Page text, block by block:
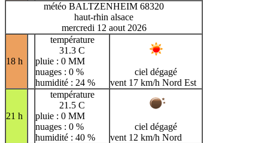
météo BALTZENHEIM 68320
haut-rhin alsace
mercredi 12 aout 2026
18 h
température
31.3 C
pluie : 0 MM
nuages : 0 %
humidité : 24 %
ciel dégagé
vent 17 km/h Nord Est
21 h
température
21.5 C
pluie : 0 MM
nuages : 0 %
humidité : 40 %
ciel dégagé
vent 12 km/h Nord